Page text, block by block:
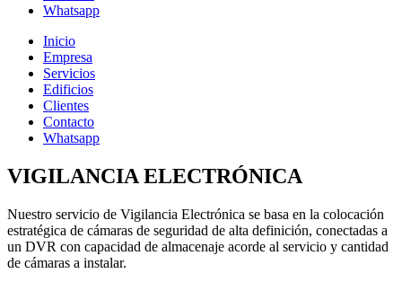
Whatsapp
Inicio
Empresa
Servicios
Edificios
Clientes
Contacto
Whatsapp
VIGILANCIA ELECTRÓNICA
Nuestro servicio de Vigilancia Electrónica se basa en la colocación
estratégica de cámaras de seguridad de alta definición, conectadas a
un DVR con capacidad de almacenaje acorde al servicio y cantidad
de cámaras a instalar.